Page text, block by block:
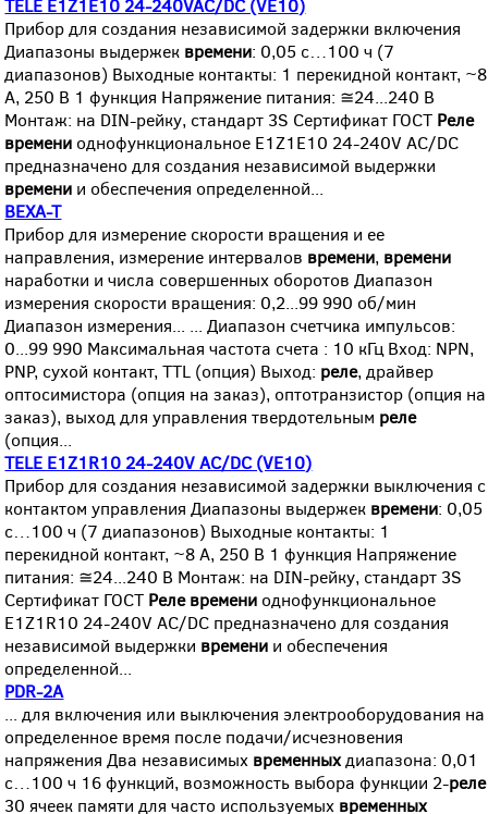
TELE E1Z1E10 24-240VAC/DC (VE10)
Прибор для создания независимой задержки включения
Диапазоны выдержек времени: 0,05 с…100 ч (7
диапазонов) Выходные контакты: 1 перекидной контакт, ~8
А, 250 В 1 функция Напряжение питания: ≅24...240 В
Монтаж: на DIN-рейку, стандарт 3S Сертификат ГОСТ Реле
времени однофункциональное E1Z1E10 24-240V AC/DC
предназначено для создания независимой выдержки
времени и обеспечения определенной...
ВЕХА-Т
Прибор для измерение скорости вращения и ее
направления, измерение интервалов времени, времени
наработки и числа совершенных оборотов Диапазон
измерения скорости вращения: 0,2...99 990 об/мин
Диапазон измерения... ... Диапазон счетчика импульсов:
0...99 990 Максимальная частота счета : 10 кГц Вход: NPN,
PNP, сухой контакт, TTL (опция) Выход: реле, драйвер
оптосимистора (опция на заказ), оптотранзистор (опция на
заказ), выход для управления твердотельным реле
(опция...
TELE E1Z1R10 24-240V AC/DC (VE10)
Прибор для создания независимой задержки выключения с
контактом управления Диапазоны выдержек времени: 0,05
с…100 ч (7 диапазонов) Выходные контакты: 1
перекидной контакт, ~8 А, 250 В 1 функция Напряжение
питания: ≅24...240 В Монтаж: на DIN-рейку, стандарт 3S
Сертификат ГОСТ Реле времени однофункциональное
E1Z1R10 24-240V AC/DC предназначено для создания
независимой выдержки времени и обеспечения
определенной...
PDR-2A
... для включения или выключения электрооборудования на
определенное время после подачи/исчезновения
напряжения Два независимых временныхдиапазона: 0,01
c…100 ч 16 функций, возможность выбора функции 2-реле
30 ячеек памяти для часто используемых временных